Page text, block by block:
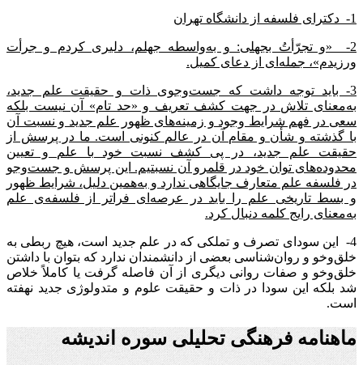
1- دکترای فلسفه از دانشگاه تهران
2- «و تجرّأتُ بجهلی: و به‌واسطه جهلم، دلیری کردم و جرأت
ورزیدم»، جمله‌ای از دعای کمیل.
3- باید توجه داشت که جست‌وجوی ذات و حقیقت علم جدید،
به‌معنای تلاش در جهت کشف تعریف و «حد تام» آن نیست بلکه
سعی در فهم شرایط وجود و زمینه‌های ظهور علم جدید و نسبت آن
با گذشته و شأن و مقام آن در عالم کنونی است. ما در پرسش از
حقیقت علم جدید، در پی کشف نسبت خود با علم و تعیین
محدوده‌های توان خود در قلمرو آن نسبتیم. این پرسش و جست‌وجو
در فلسفه علم متعارف جایگاهی ندارد و به‌همین دلیل، شرایط ظهور
و بسط تاریخی علم را باید در عرصه‌ای فراتر از فلسفه‌ی علم
به‌معنای رایج کلمه دنبال کرد.
4- این سودای تصرف و تملکی که در علم جدید است، هیچ ربطی به
خلق‌وخو و روان‌شناسی بعضی از دانشمندان ندارد که بتوان با داشتن
خلق‌وخو و صفات روانی دیگری از آن فاصله گرفت یا کاملاً خلاص
شد بلکه این سودا در ذات و حقیقت علوم و متدولوژی جدید نهفته
است.
ماهنامه فرهنگی تحلیلی سوره اندیشه